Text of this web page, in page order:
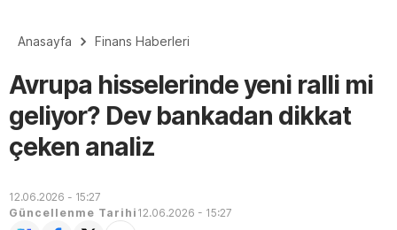
Anasayfa Finans Haberleri
Avrupa hisselerinde yeni ralli mi
geliyor? Dev bankadan dikkat
çeken analiz
12.06.2026 - 15:27
Güncellenme Tarihi 12.06.2026 - 15:27